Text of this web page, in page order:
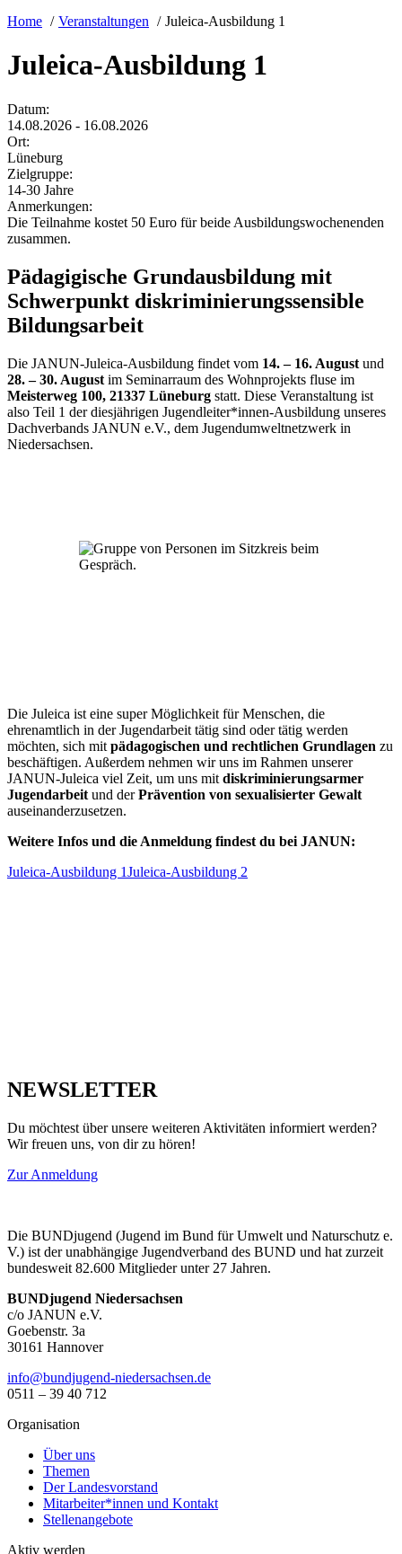
Home
Veranstaltungen Juleica-Ausbildung 1
Juleica-Ausbildung 1
Datum:
14.08.2026 - 16.08.2026
Ort:
Lüneburg
Zielgruppe:
14-30 Jahre
Anmerkungen:
Die Teilnahme kostet 50 Euro für beide Ausbildungswochenenden
zusammen.
Pädagigische Grundausbildung mit
Schwerpunkt diskriminierungssensible
Bildungsarbeit
Die JANUN-Juleica-Ausbildung findet vom 14. – 16. August und
28. – 30. August im Seminarraum des Wohnprojekts fluse im
Meisterweg 100, 21337 Lüneburg statt. Diese Veranstaltung ist
also Teil 1 der diesjährigen Jugendleiter*innen-Ausbildung unseres
Dachverbands JANUN e.V., dem Jugendumweltnetzwerk in
Niedersachsen.
Die Juleica ist eine super Möglichkeit für Menschen, die
ehrenamtlich in der Jugendarbeit tätig sind oder tätig werden
möchten, sich mit pädagogischen und rechtlichen Grundlagen zu
beschäftigen. Außerdem nehmen wir uns im Rahmen unserer
JANUN-Juleica viel Zeit, um uns mit diskriminierungsarmer
Jugendarbeit und derPrävention von sexualisierter Gewalt
auseinanderzusetzen.
Weitere Infos und die Anmeldung findest du bei JANUN:
Juleica-Ausbildung 1Juleica-Ausbildung 2
NEWSLETTER
Du möchtest über unsere weiteren Aktivitäten informiert werden?
Wir freuen uns, von dir zu hören!
Zur Anmeldung
Die BUNDjugend (Jugend im Bund für Umwelt und Naturschutz e.
V.) ist der unabhängige Jugendverband des BUND und hat zurzeit
bundesweit 82.600 Mitglieder unter 27 Jahren.
BUNDjugend Niedersachsen
c/o JANUN e.V.
Goebenstr. 3a
30161 Hannover
ed.neshcasredein-dnegujdnub@ofni
0511 – 39 40 712
Organisation
Über uns
Themen
Der Landesvorstand
Mitarbeiter*innen und Kontakt
Stellenangebote
Aktiv werden